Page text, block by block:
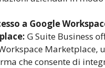
a Google
G Suite Business
Marketplace,
che consente di